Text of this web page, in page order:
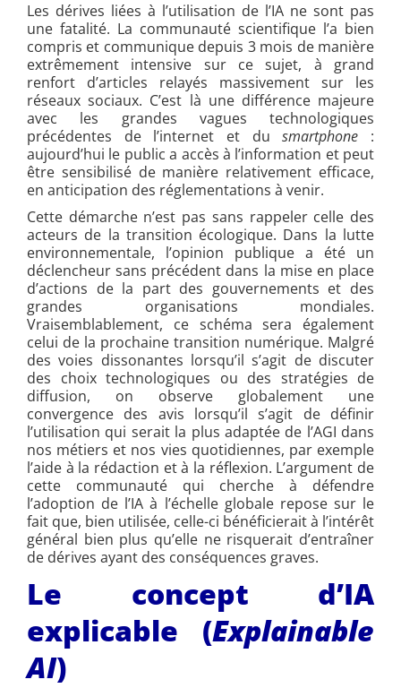
Les dérives liées à l’utilisation de l’IA ne sont pas
une fatalité. La communauté scientifique l’a bien
compris et communique depuis 3 mois de manière
extrêmement intensive sur ce sujet, à grand
renfort d’articles relayés massivement sur les
réseaux sociaux. C’est là une différence majeure
avec les grandes vagues technologiques
précédentes de l’internet et dusmartphone :
aujourd’hui le public a accès à l’information et peut
être sensibilisé de manière relativement efficace,
en anticipation des réglementations à venir.
Cette démarche n’est pas sans rappeler celle des
acteurs de la transition écologique. Dans la lutte
environnementale, l’opinion publique a été un
déclencheur sans précédent dans la mise en place
d’actions de la part des gouvernements et des
grandes organisations mondiales.
Vraisemblablement, ce schéma sera également
celui de la prochaine transition numérique. Malgré
des voies dissonantes lorsqu’il s’agit de discuter
des choix technologiques ou des stratégies de
diffusion, on observe globalement une
convergence des avis lorsqu’il s’agit de définir
l’utilisation qui serait la plus adaptée de l’AGI dans
nos métiers et nos vies quotidiennes, par exemple
l’aide à la rédaction et à la réflexion. L’argument de
cette communauté qui cherche à défendre
l’adoption de l’IA à l’échelle globale repose sur le
fait que, bien utilisée, celle-ci bénéficierait à l’intérêt
général bien plus qu’elle ne risquerait d’entraîner
de dérives ayant des conséquences graves.
Le concept d’IA
explicable (Explainable
AI)